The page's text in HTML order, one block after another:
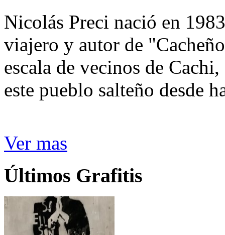
Nicolás Preci nació en
viajero y autor de
escala de vecinos de
este pueblo salteño desde
Ver mas
Últimos Grafitis